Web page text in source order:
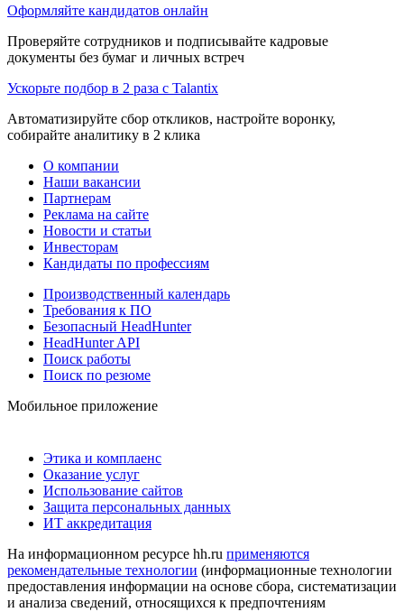
Оформляйте кандидатов онлайн
Проверяйте сотрудников и подписывайте кадровые
документы без бумаг и личных встреч
Ускорьте подбор в 2 раза с Talantix
Автоматизируйте сбор откликов, настройте воронку,
собирайте аналитику в 2 клика
О компании
Наши вакансии
Партнерам
Реклама на сайте
Новости и статьи
Инвесторам
Кандидаты по профессиям
Производственный календарь
Требования к ПО
Безопасный HeadHunter
HeadHunter API
Поиск работы
Поиск по резюме
Мобильное приложение
Этика и комплаенс
Оказание услуг
Использование сайтов
Защита персональных данных
ИТ аккредитация
На информационном ресурсе hh.ru применяются
рекомендательные технологии (информационные технологии
предоставления информации на основе сбора, систематизации
и анализа сведений, относящихся к предпочтениям